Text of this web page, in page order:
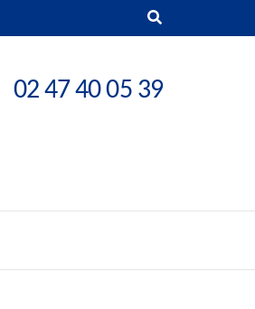
02 47 40 05 39